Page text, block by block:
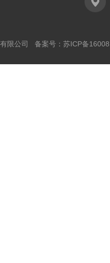
限公司 备案号： 苏ICP备